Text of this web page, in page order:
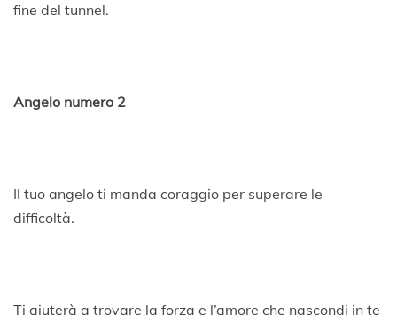
fine del tunnel.
Angelo numero 2
Il tuo angelo ti manda coraggio per superare le
difficoltà.
Ti aiuterà a trovare la forza e l’amore che nascondi in te